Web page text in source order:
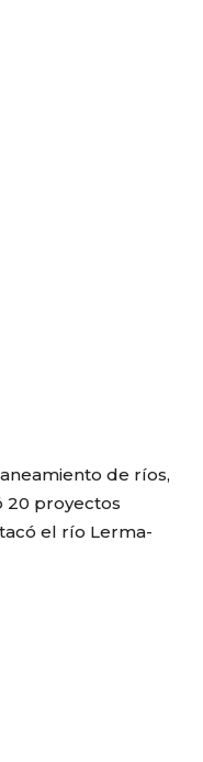
de ríos,
20 proyectos
el río Lerma-